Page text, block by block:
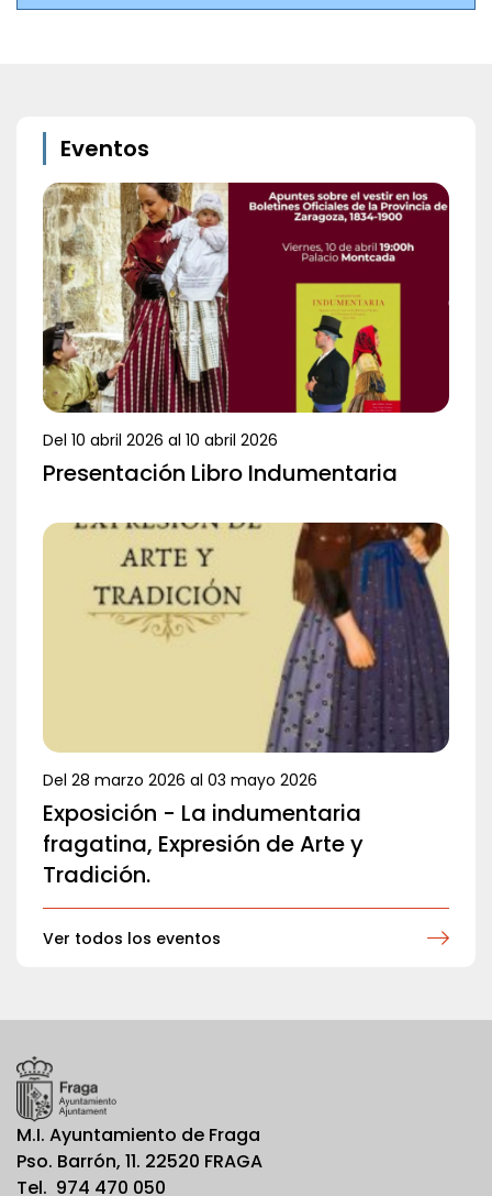
Eventos
Del 10 abril 2026 al 10 abril 2026
Presentación Libro Indumentaria
Del 28 marzo 2026 al 03 mayo 2026
Exposición - La indumentaria
fragatina, Expresión de Arte y
Tradición.
Ver todos los eventos
M.I. Ayuntamiento de Fraga
Pso. Barrón, 11. 22520 FRAGA
Tel. 974 470 050